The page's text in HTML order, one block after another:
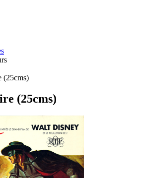
(25cms)
(25cms)